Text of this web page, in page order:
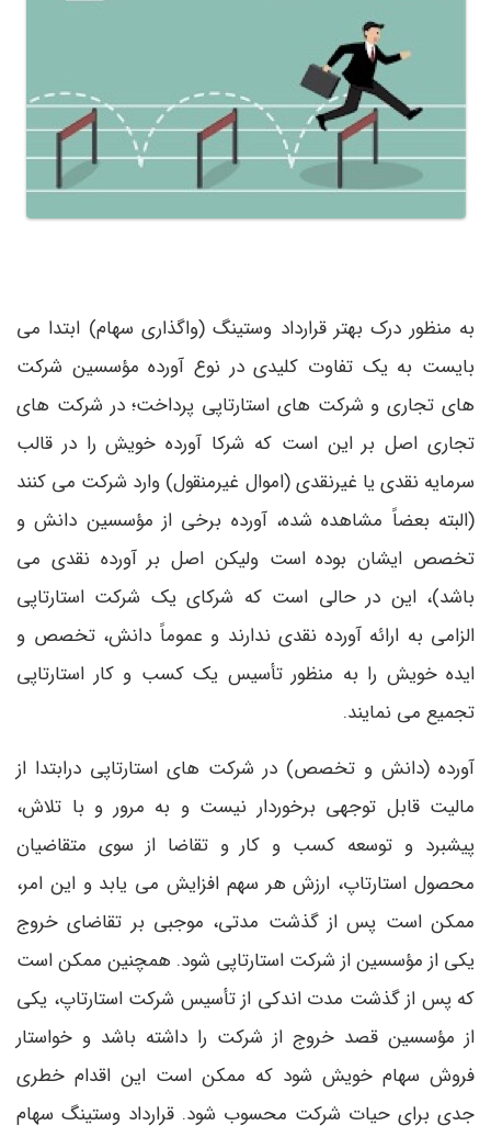
به منظور درک بهتر قرارداد وستینگ (واگذاری سهام) ابتدا می
بایست به یک تفاوت کلیدی در نوع آورده مؤسسین شرکت
های تجاری و شرکت های استارتاپی پرداخت؛ در شرکت های
تجاری اصل بر این است که شرکا آورده خویش را در قالب
سرمایه نقدی یا غیرنقدی (اموال غیرمنقول) وارد شرکت می کنند
(البته بعضاً مشاهده شده، آورده برخی از مؤسسین دانش و
تخصص ایشان بوده است ولیکن اصل بر آورده نقدی می
باشد)، این در حالی است که شرکای یک شرکت استارتاپی
الزامی به ارائه آورده نقدی ندارند و عموماً دانش، تخصص و
ایده خویش را به منظور تأسیس یک کسب و کار استارتاپی
تجمیع می نمایند.
آورده (دانش و تخصص) در شرکت های استارتاپی درابتدا از
مالیت قابل توجهی برخوردار نیست و به مرور و با تلاش،
پیشبرد و توسعه کسب و کار و تقاضا از سوی متقاضیان
محصول استارتاپ، ارزش هر سهم افزایش می یابد و این امر،
ممکن است پس از گذشت مدتی، موجبی بر تقاضای خروج
یکی از مؤسسین از شرکت استارتاپی شود. همچنین ممکن است
که پس از گذشت مدت اندکی از تأسیس شرکت استارتاپ، یکی
از مؤسسین قصد خروج از شرکت را داشته باشد و خواستار
فروش سهام خویش شود که ممکن است این اقدام خطری
جدی برای حیات شرکت محسوب شود. قرارداد وستینگ سهام